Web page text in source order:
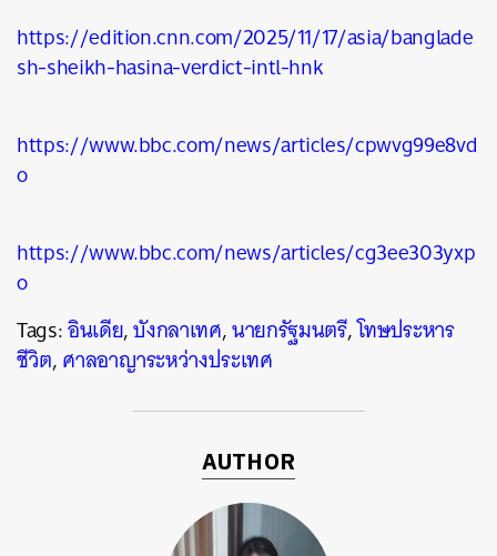
https://edition.cnn.com/2025/11/17/asia/banglade
sh-sheikh-hasina-verdict-intl-hnk
https://www.bbc.com/news/articles/cpwvg99e8vd
o
https://www.bbc.com/news/articles/cg3ee303yxp
o
Tags:อินเดีย,บังกลาเทศ,นายกรัฐมนตรี,โทษประหาร
ชีวิต,ศาลอาญาระหว่างประเทศ
AUTHOR